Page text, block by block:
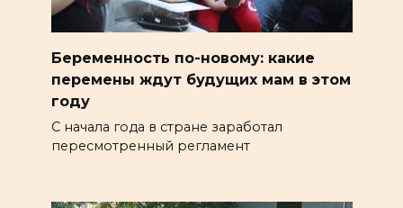
Беременность по-новому: какие
перемены ждут будущих мам в этом
году
С начала года в стране заработал
пересмотренный регламент